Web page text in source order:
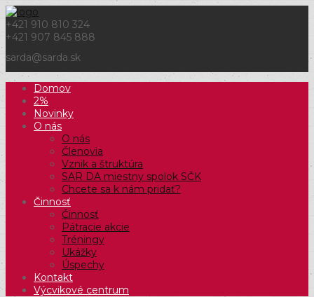
+421 910 810 324
+421 907 845 888
sarda@sarda.sk
Domov
2%
Novinky
O nás
O nás
Členovia
Vznik a štruktúra
SAR DA miestny spolok SČK
Chcete sa k nám pridať?
Činnosť
Činnosť
Pátracie akcie
Tréningy
Ukážky
Úspechy
Kontakt
Výcvikové centrum